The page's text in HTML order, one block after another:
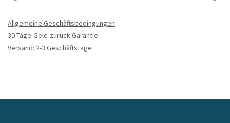
Allgemeine Geschäftsbedingungen
30-Tage-Geld-zurück-Garantie
Versand: 2-3 Geschäftstage